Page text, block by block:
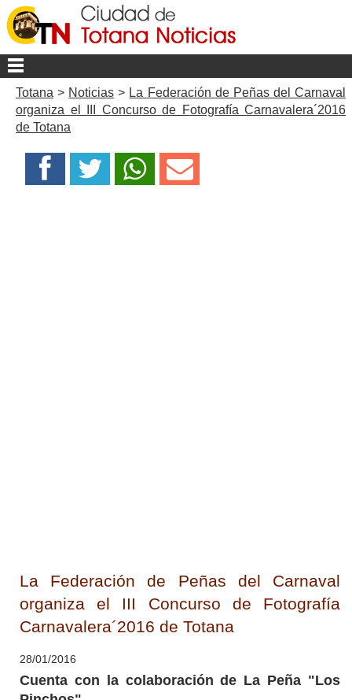
Totana > Noticias > La Federación de Peñas del Carnaval
organiza el III Concurso de Fotografía Carnavalera´2016
de Totana
La Federación de Peñas del Carnaval
organiza el III Concurso de Fotografía
Carnavalera´2016 de Totana
28/01/2016
Cuenta con la colaboración de La Peña "Los